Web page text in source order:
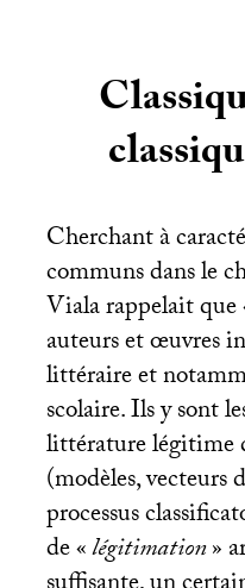
Cherchant à
communs dans le
Viala rappelait que
auteurs et œuvres
littéraire et
scolaire. Ils y sont
littérature légitime
(modèles, vecteurs
processus
de «légitimation»